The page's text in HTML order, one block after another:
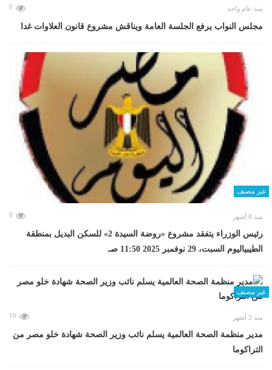
منذ عام واحد 0
مجلس النواب يرفع الجلسة العامة ويناقش مشروع قانون العلاوات غدا
غير مصنف
منذ 8 أشهر 0
رئيس الوزراء يتفقد مشروع «روضة السيدة 2» للسكن البديل بمنطقة
الطيبياليوم السبت، 29 نوفمبر 2025 11:50 صـ
غير مصنف
منذ 3 أشهر 10
مدير منظمة الصحة العالمية يسلم نائب وزير الصحة شهادة خلو مصر من
التراكوما